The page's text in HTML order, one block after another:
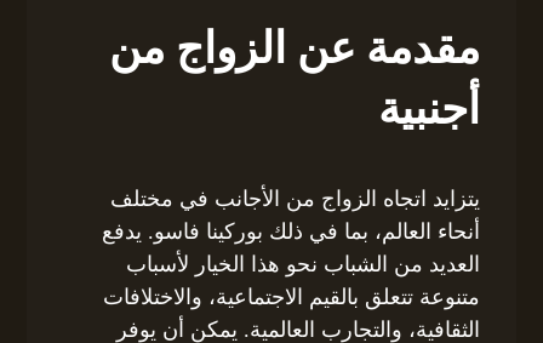
مقدمة عن الزواج من
أجنبية
يتزايد اتجاه الزواج من الأجانب في مختلف
أنحاء العالم، بما في ذلك بوركينا فاسو. يدفع
العديد من الشباب نحو هذا الخيار لأسباب
متنوعة تتعلق بالقيم الاجتماعية، والاختلافات
الثقافية، والتجارب العالمية. يمكن أن يوفر